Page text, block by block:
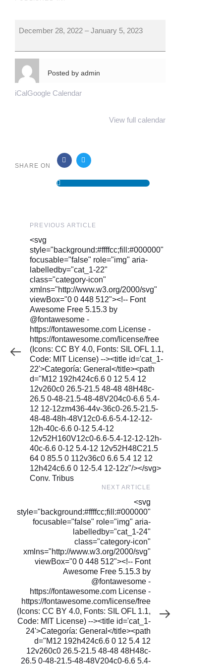
December 28, 2022 –January 5, 2023
Posted by admin
iCalGoogle Calendar
View full calendar
SHARE ON
LA PERLA DE
KENIA&SOURCE=VIAJAR
Previous
PREVIOUS ARTICLE
<svg
style="background:#ffffcc;fill:#000000"
focusable="false" role="img" aria-
labelledby="cat_1-22"
class="category-icon"
xmlns="http://www.w3.org/2000/svg"
viewBox="0 0 448 512"><!-- Font
Awesome Free 5.15.3 by
@fontawesome -
https://fontawesome.com License -
https://fontawesome.com/license/free
(Icons: CC BY 4.0, Fonts: SIL OFL 1.1,
Code: MIT License) --><title id='cat_1-
22'>Categoría: General</title><path
d="M12 192h424c6.6 0 12 5.4 12
12v260c0 26.5-21.5 48-48 48H48c-
26.5 0-48-21.5-48-48V204c0-6.6 5.4-
12 12-12zm436-44v-36c0-26.5-21.5-
48-48-48h-48V12c0-6.6-5.4-12-12-
12h-40c-6.6 0-12 5.4-12
12v52H160V12c0-6.6-5.4-12-12-12h-
40c-6.6 0-12 5.4-12 12v52H48C21.5
64 0 85.5 0 112v36c0 6.6 5.4 12 12
12h424c6.6 0 12-5.4 12-12z"/></svg>
Conv. Tribus
NEXT ARTICLE
<svg
style="background:#ffffcc;fill:#000000"
focusable="false" role="img" aria-
labelledby="cat_1-24"
class="category-icon"
xmlns="http://www.w3.org/2000/svg"
viewBox="0 0 448 512"><!-- Font
Awesome Free 5.15.3 by
@fontawesome -
https://fontawesome.com License -
https://fontawesome.com/license/free
(Icons: CC BY 4.0, Fonts: SIL OFL 1.1,
Code: MIT License) --><title id='cat_1-
24'>Categoría: General</title><path
d="M12 192h424c6.6 0 12 5.4 12
12v260c0 26.5-21.5 48-48 48H48c-
26.5 0-48-21.5-48-48V204c0-6.6 5.4-